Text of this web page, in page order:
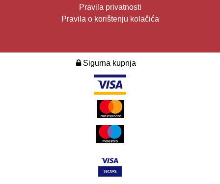
Pravila privatnosti
Pravila o korištenju kolačića
Sigurna kupnja
2026. Design i development: